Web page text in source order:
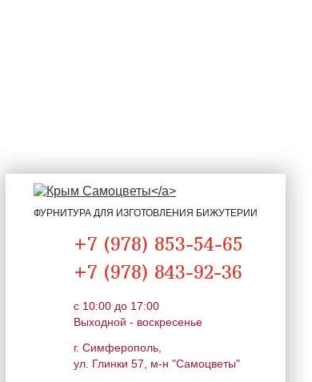
ФУРНИТУРА ДЛЯ ИЗГОТОВЛЕНИЯ БИЖУТЕРИИ
+7 (978) 853-54-65
+7 (978) 843-92-36
c 10:00 до 17:00
Выходной - воскресенье
г. Симферополь,
ул. Глинки 57, м-н "Самоцветы"